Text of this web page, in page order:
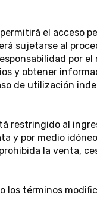
el acceso
sujetarse al
por
y obtener
de utilización
restringido al
y por medio
la venta,
los términos